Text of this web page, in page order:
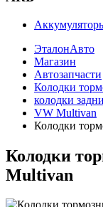
ЭталонАвто
Магазин
Автозапчасти
Колодки
колодки
VW Multivan
Колодки
Колодки
Multivan